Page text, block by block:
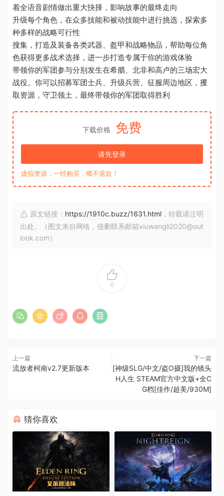
着全语音剧情做出重大抉择，影响故事的最终走向
升级每个角色，在众多技能和被动技能中进行挑选，探索多
种多样的战略可行性
搜集，打造及装备各类武器、盔甲和战略物品，帮助每位角
色获得更多战术选择，进一步打造专属于你的游戏体验
带领你的军团参与分别发生在希腊、北非和高卢的三场宏大
战役。你可以招募军团士兵、升级兵营、征服周边地区，攫
取资源，守卫领土，最终带领你的军团取得胜利
下载价格 免费
请先登录
虚拟资源，一经购买，概不退款！
原文链接： https://1910c.buzz/1631.html ，转载请注明
出处。（图文来自网络，侵删联系邮箱xiuwangli2020@out
look.com）
0
上一篇
流放者柯南v2.7更新版本
下一篇
[神级SLG/中文/盗O摄]我的镜头
H人生 STEAM官方中文版+全C
G档[佳作/超美/930M]
猜你喜欢